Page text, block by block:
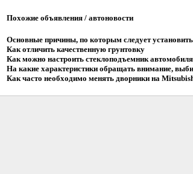
Похожие объявления / автоновости
Основные причины, по которым следует установить
Как отличить качественную грунтовку
Как можно настроить стеклоподъемник
На какие характеристики обращать внимание,
Как часто необходимо менять дворники на